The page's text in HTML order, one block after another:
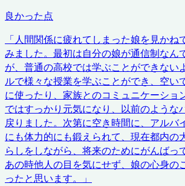
良かった点
「人間関係に疲れてしまった娘を見かね
みました。最初は自分の娘が通信制なん
が、普通の高校では学ぶことができない
ルで様々な授業を学ぶことができ、空い
に使ったり、家族とのコミュニケーショ
ではすっかり元気になり、以前のような
戻りました。次第に空き時間に、アルバ
にも体力的にも鍛えられて、現在都内の
らしをしながら、将来のためにがんばっ
あの時他人の目を気にせず、娘の心身の
ったと思います。
」